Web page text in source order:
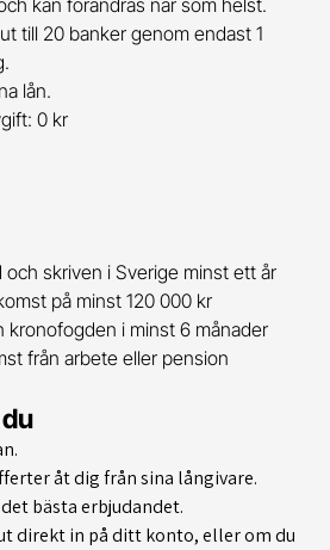
kan förändras när som helst.
till 20 banker genom endast 1
lån.
0 kr
och skriven i Sverige minst ett år
på minst 120 000 kr
kronofogden i minst 6 månader
från arbete eller pension
åt dig från sina långivare.
bästa erbjudandet.
direkt in på ditt konto, eller om du